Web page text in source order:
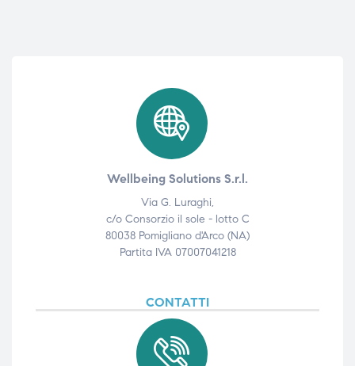
Wellbeing Solutions S.r.l.
Via G. Luraghi,
c/o Consorzio il sole - lotto C
80038 Pomigliano d'Arco (NA)
Partita IVA 07007041218
CONTATTI